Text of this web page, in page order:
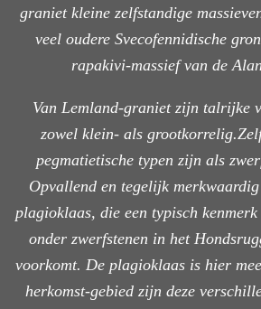
graniet kleine zelfstandige
veel oudere Svecofennidische
rapakivi-massief van de
Van Lemland-graniet zijn talrijke
zowel klein- als
pegmatietische typen zijn als
Opvallend en tegelijk
plagioklaas, die een typisch
onder zwerfstenen in het
voorkomt. De plagioklaas is hier
herkomst-gebied zijn deze